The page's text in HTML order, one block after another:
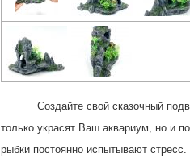
Создайте свой сказочный
только украсят Ваш аквариум, но и
рыбки постоянно испытывают стресс.